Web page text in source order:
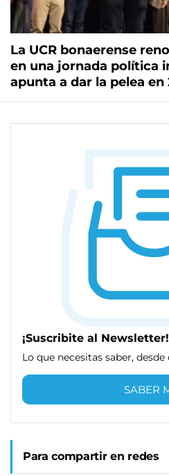
La UCR bonaerense
en una jornada política
apunta a dar la pelea en
¡Suscribite al Newsletter!
Lo que necesitas saber,
SABER
Para compartir en redes